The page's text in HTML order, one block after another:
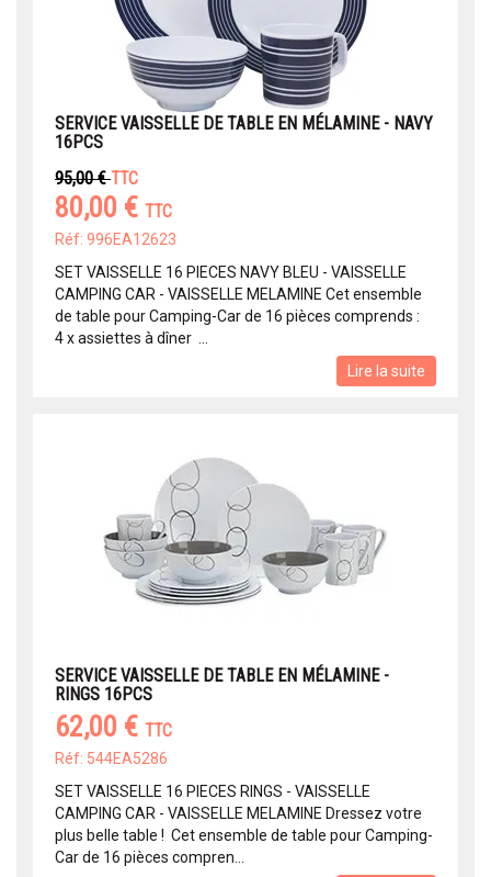
SERVICE VAISSELLE DE TABLE EN MÉLAMINE - NAVY
16PCS
95,00 €TTC
80,00 € TTC
Réf: 996EA12623
SET VAISSELLE 16 PIECES NAVY BLEU - VAISSELLE
CAMPING CAR - VAISSELLE MELAMINE Cet ensemble
de table pour Camping-Car de 16 pièces comprends :
4 x assiettes à dîner ...
Lire la suite
SERVICE VAISSELLE DE TABLE EN MÉLAMINE -
RINGS 16PCS
62,00 € TTC
Réf: 544EA5286
SET VAISSELLE 16 PIECES RINGS - VAISSELLE
CAMPING CAR - VAISSELLE MELAMINE Dressez votre
plus belle table ! Cet ensemble de table pour Camping-
Car de 16 pièces compren...